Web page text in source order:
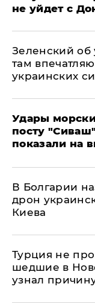
не уйдет с
Зеленский об
там
украинских
Удары
посту
показали на
В Болгарии
дрон
Киева
Турция не
шедшие в
узнал